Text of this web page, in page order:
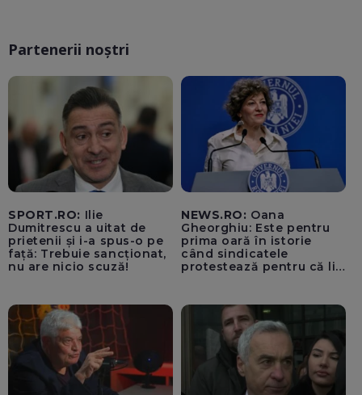
Partenerii noștri
SPORT.RO: Ilie
Dumitrescu a uitat de
prietenii și i-a spus-o pe
față: Trebuie sancționat,
nu are nicio scuză!
NEWS.RO: Oana
Gheorghiu: Este pentru
prima oară în istorie
când sindicatele
protestează pentru că li
copiii din curtea școlii
care fac bullying